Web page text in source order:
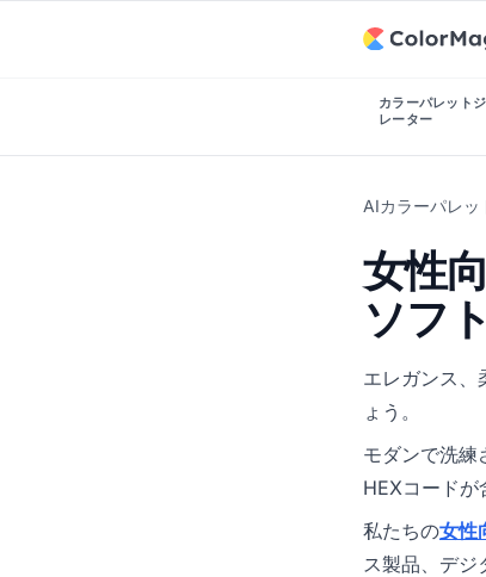
カラーパレット
レーター
AIカラーパレッ
女性
ソフト
エレガンス、
ょう。
モダンで洗練
HEXコードが
私たちの女性
ス製品、デジ